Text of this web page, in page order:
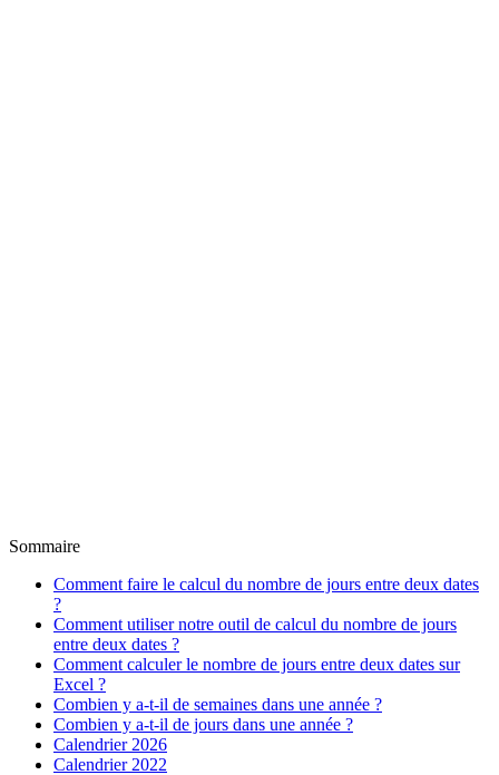
Sommaire
Comment faire le calcul du nombre de jours entre deux dates
?
Comment utiliser notre outil de calcul du nombre de jours
entre deux dates ?
Comment calculer le nombre de jours entre deux dates sur
Excel ?
Combien y a-t-il de semaines dans une année ?
Combien y a-t-il de jours dans une année ?
Calendrier 2026
Calendrier 2022